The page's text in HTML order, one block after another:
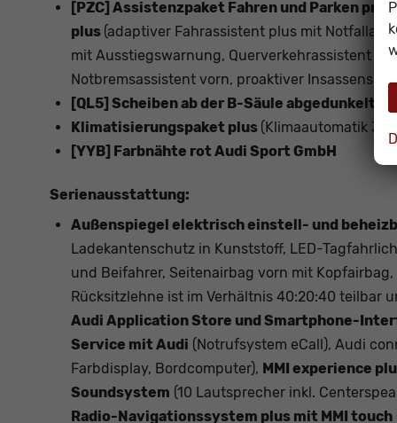
[PZC] Assistenzpaket Fahren und Parken
plus (adaptiver Fahrassistent plus mit
mit Ausstiegswarnung, Querverkehrassistent
Notbremsassistent vorn, proaktiver
[QL5] Scheiben ab der B-Säule abgedunkelt
Klimatisierungspaket plus (Klimaautomatik 3-
[YYB] Farbnähte rot Audi Sport GmbH
Serienausstattung:
Außenspiegel elektrisch einstell- und
Ladekantenschutz in Kunststoff, LED-
und Beifahrer, Seitenairbag vorn mit
Rücksitzlehne ist im Verhältnis 40:20:40 teilbar
Audi Application Store und Smartphone-
Service mit Audi (Notrufsystem eCall), Audi
Farbdisplay, Bordcomputer), MMI experience
Soundsystem (10 Lautsprecher inkl.
Radio-Navigationssystem plus mit MMI touch